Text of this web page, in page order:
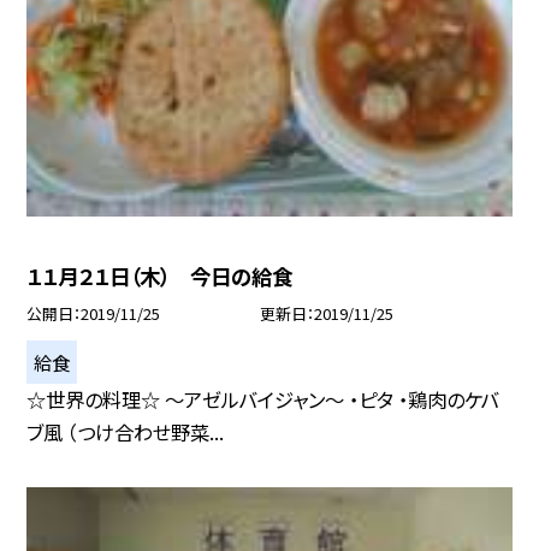
１１月２１日（木） 今日の給食
公開日 2019/11/25 更新日 2019/11/25
給食
☆世界の料理☆ 〜アゼルバイジャン〜 ・ピタ ・鶏肉のケバ
ブ風 （つけ合わせ野菜...